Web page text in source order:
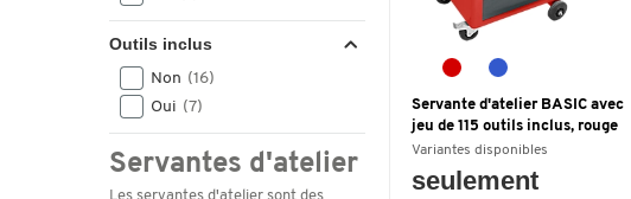
Outils inclus
Non (16)
Oui (7)
Servantes d'atelier
Servante d'atelier BASIC avec
jeu de 115 outils inclus, rouge
Variantes disponibles
seulement